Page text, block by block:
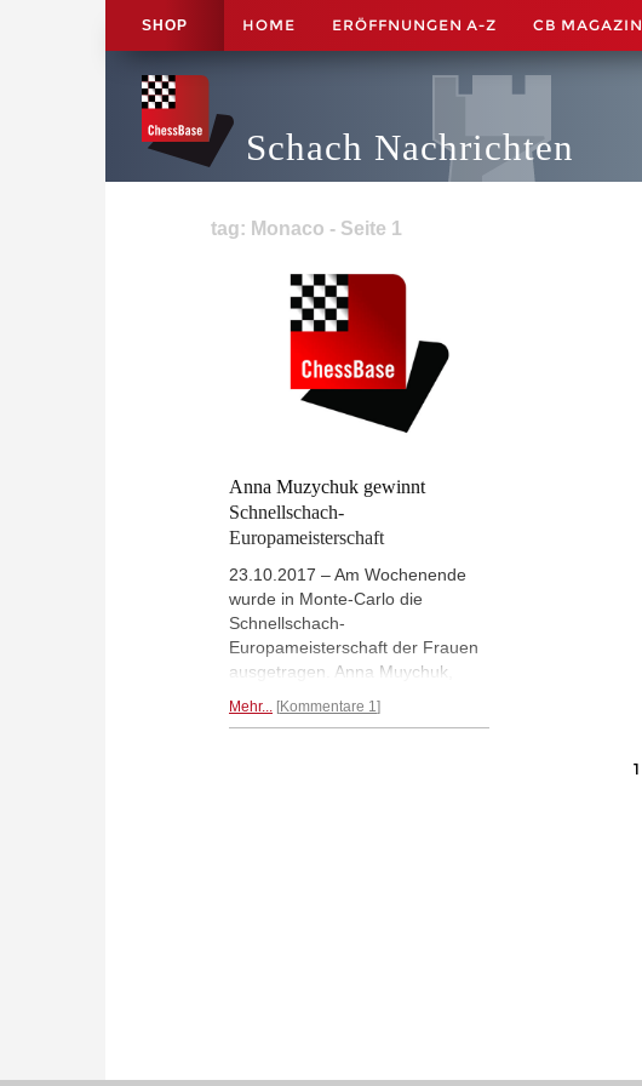
SHOP HOME ERÖFFNUNGEN A-Z CB MAGAZIN
Schach Nachrichten
tag: Monaco - Seite 1
Anna Muzychuk gewinnt
Schnellschach-
Europameisterschaft
23.10.2017 – Am Wochenende
wurde in Monte-Carlo die
Schnellschach-
Europameisterschaft der Frauen
ausgetragen. Anna Muychuk,
Disziplin, gewann. Elisabeth
Mehr... Kommentare 1
1